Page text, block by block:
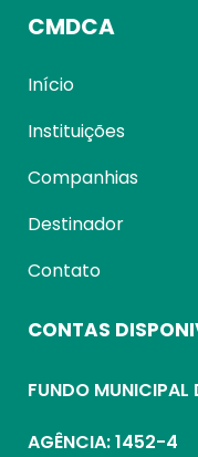
CMDCA
Início
Instituições
Companhias
Destinador
Contato
CONTAS
FUNDO MUNICIPAL
AGÊNCIA: 1452-4